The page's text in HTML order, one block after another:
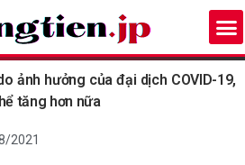
ảnh hưởng của đại dịch COVID-19,
tăng hơn nữa
2021